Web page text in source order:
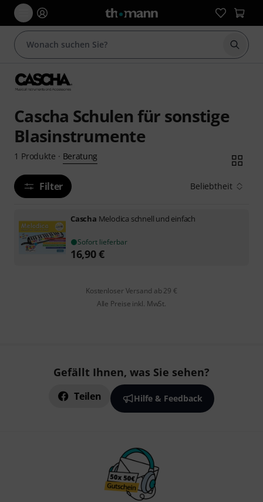
Suche
Cascha Schulen für sonstige
Blasinstrumente
1 Produkte · Beratung
Filter Beliebtheit
Cascha Melodica schnell und einfach
Sofort lieferbar
16,90€
Kostenloser Versand ab 29 €
Alle Preise inkl. MwSt.
Gefällt Ihnen, was Sie sehen?
Teilen Hilfe & Feedback